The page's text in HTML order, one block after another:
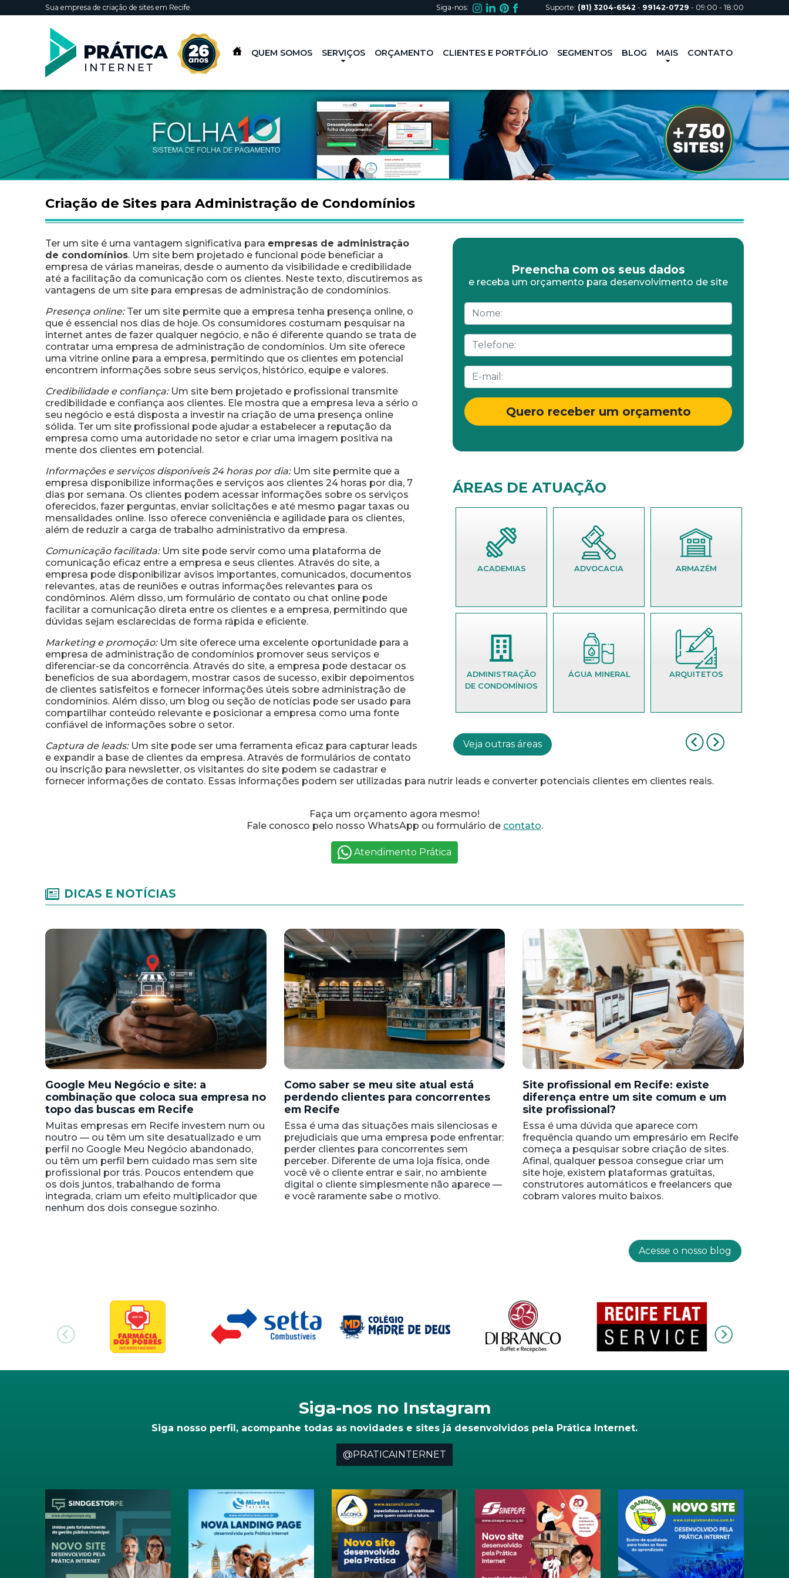
Sua empresa de criação de sites em Recife. Siga-nos: Suporte: (81) 3204-6542 - 99142-0729 - 09:00 - 18:00
Criação de Sites para Administração de Condomínios | Prática
QUEM SOMOS SERVIÇOS ORÇAMENTO CLIENTES E PORTFÓLIO SEGMENTOS BLOG MAIS CONTATO
Criação de Sites para Administração de Condomínios
Preencha com os seus dados
e receba um orçamento para desenvolvimento de site
Quero receber um orçamento
ÁREAS DE ATUAÇÃO
ADVOCACIA
ÁGUA MINERAL
ARMAZÉM
ARQUITETOS
ARTISTAS
PLÁSTICOS E
PINTORES
ASSISTÊNCIA
TÉCNICA
Veja outras áreas
Ter um site é uma vantagem significativa para empresas de administração
de condomínios. Um site bem projetado e funcional pode beneficiar a
empresa de várias maneiras, desde o aumento da visibilidade e credibilidade
até a facilitação da comunicação com os clientes. Neste texto, discutiremos as
vantagens de um site para empresas de administração de condomínios.
Presença online:Ter um site permite que a empresa tenha presença online, o
que é essencial nos dias de hoje. Os consumidores costumam pesquisar na
internet antes de fazer qualquer negócio, e não é diferente quando se trata de
contratar uma empresa de administração de condomínios. Um site oferece
uma vitrine online para a empresa, permitindo que os clientes em potencial
encontrem informações sobre seus serviços, histórico, equipe e valores.
Credibilidade e confiança:Um site bem projetado e profissional transmite
credibilidade e confiança aos clientes. Ele mostra que a empresa leva a sério o
seu negócio e está disposta a investir na criação de uma presença online
sólida. Ter um site profissional pode ajudar a estabelecer a reputação da
empresa como uma autoridade no setor e criar uma imagem positiva na
mente dos clientes em potencial.
Informações e serviços disponíveis 24 horas por dia:Um site permite que a
empresa disponibilize informações e serviços aos clientes 24 horas por dia, 7
dias por semana. Os clientes podem acessar informações sobre os serviços
oferecidos, fazer perguntas, enviar solicitações e até mesmo pagar taxas ou
mensalidades online. Isso oferece conveniência e agilidade para os clientes,
além de reduzir a carga de trabalho administrativo da empresa.
Comunicação facilitada:Um site pode servir como uma plataforma de
comunicação eficaz entre a empresa e seus clientes. Através do site, a
empresa pode disponibilizar avisos importantes, comunicados, documentos
relevantes, atas de reuniões e outras informações relevantes para os
condôminos. Além disso, um formulário de contato ou chat online pode
facilitar a comunicação direta entre os clientes e a empresa, permitindo que
dúvidas sejam esclarecidas de forma rápida e eficiente.
Marketing e promoção:Um site oferece uma excelente oportunidade para a
empresa de administração de condomínios promover seus serviços e
diferenciar-se da concorrência. Através do site, a empresa pode destacar os
benefícios de sua abordagem, mostrar casos de sucesso, exibir depoimentos
de clientes satisfeitos e fornecer informações úteis sobre administração de
condomínios. Além disso, um blog ou seção de notícias pode ser usado para
compartilhar conteúdo relevante e posicionar a empresa como uma fonte
confiável de informações sobre o setor.
Captura de leads:Um site pode ser uma ferramenta eficaz para capturar leads
e expandir a base de clientes da empresa. Através de formulários de contato
ou inscrição para newsletter, os visitantes do site podem se cadastrar e
fornecer informações de contato. Essas informações podem ser utilizadas para nutrir leads e converter potenciais clientes em clientes reais.
Faça um orçamento agora mesmo!
Fale conosco pelo nosso WhatsApp ou formulário de contato.
Atendimento Prática
DICAS E NOTÍCIAS
Google Meu Negócio e site: a
combinação que coloca sua empresa no
topo das buscas em Recife
Muitas empresas em Recife investem num ou
noutro — ou têm um site desatualizado e um
perfil no Google Meu Negócio abandonado,
ou têm um perfil bem cuidado mas sem site
profissional por trás. Poucos entendem que
os dois juntos, trabalhando de forma
integrada, criam um efeito multiplicador que
nenhum dos dois consegue sozinho.
Como saber se meu site atual está
perdendo clientes para concorrentes
em Recife
Essa é uma das situações mais silenciosas e
prejudiciais que uma empresa pode enfrentar:
perder clientes para concorrentes sem
perceber. Diferente de uma loja física, onde
você vê o cliente entrar e sair, no ambiente
digital o cliente simplesmente não aparece —
e você raramente sabe o motivo.
Site profissional em Recife: existe
diferença entre um site comum e um
site profissional?
Essa é uma dúvida que aparece com
frequência quando um empresário em Recife
começa a pesquisar sobre criação de sites.
Afinal, qualquer pessoa consegue criar um
site hoje, existem plataformas gratuitas,
construtores automáticos e freelancers que
cobram valores muito baixos.
Acesse o nosso blog
Siga-nos no Instagram
Siga nosso perfil, acompanhe todas as novidades e sites já desenvolvidos pela Prática Internet.
@PRATICAINTERNET